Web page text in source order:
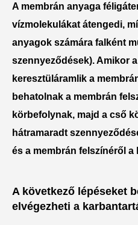
A membrán anyaga
vízmolekulákat átengedi,
anyagok számára falként
szennyeződések). Amikor
keresztüláramlik a
behatolnak a membrán
körbefolynak, majd a cső
hátramaradt
és a membrán felszínéről a
A következő lépéseket
elvégezheti a